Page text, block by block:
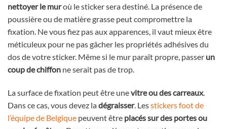
nettoyer le muroù le sticker sera destiné. La présence de
poussière ou de matière grasse peut compromettre la
fixation. Ne vous fiez pas aux apparences, il vaut mieux être
méticuleux pour ne pas gâcher les propriétés adhésives du
dos de votre sticker. Même si le mur paraît propre, passer un
coup de chiffon ne serait pas de trop.
La surface de fixation peut être unevitre ou des carreaux.
Dans ce cas, vous devez ladégraisser. Lesstickers foot de
l’équipe de Belgique peuvent être placés surdes portes ou